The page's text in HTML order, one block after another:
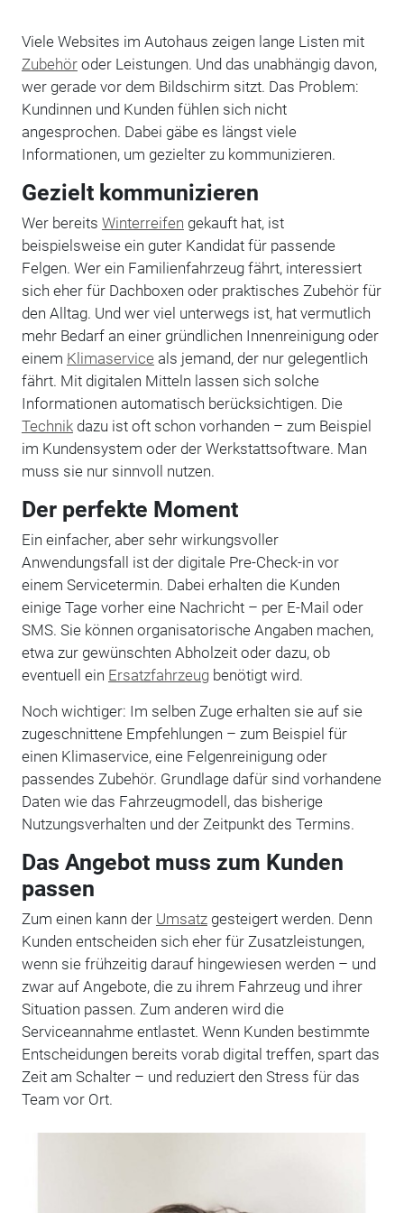
Viele Websites im Autohaus zeigen lange Listen mit
Zubehöroder Leistungen. Und das unabhängig davon,
wer gerade vor dem Bildschirm sitzt. Das Problem:
Kundinnen und Kunden fühlen sich nicht
angesprochen. Dabei gäbe es längst viele
Informationen, um gezielter zu kommunizieren.
Gezielt kommunizieren
Wer bereits Winterreifen gekauft hat, ist
beispielsweise ein guter Kandidat für passende
Felgen. Wer ein Familienfahrzeug fährt, interessiert
sich eher für Dachboxen oder praktisches Zubehör für
den Alltag. Und wer viel unterwegs ist, hat vermutlich
mehr Bedarf an einer gründlichen Innenreinigung oder
einem Klimaservice als jemand, der nur gelegentlich
fährt. Mit digitalen Mitteln lassen sich solche
Informationen automatisch berücksichtigen. Die
Technikdazu ist oft schon vorhanden – zum Beispiel
im Kundensystem oder der Werkstattsoftware. Man
muss sie nur sinnvoll nutzen.
Der perfekte Moment
Ein einfacher, aber sehr wirkungsvoller
Anwendungsfall ist der digitale Pre-Check-in vor
einem Servicetermin. Dabei erhalten die Kunden
einige Tage vorher eine Nachricht – per E-Mail oder
SMS. Sie können organisatorische Angaben machen,
etwa zur gewünschten Abholzeit oder dazu, ob
eventuell ein Ersatzfahrzeugbenötigt wird.
Noch wichtiger: Im selben Zuge erhalten sie auf sie
zugeschnittene Empfehlungen – zum Beispiel für
einen Klimaservice, eine Felgenreinigung oder
passendes Zubehör. Grundlage dafür sind vorhandene
Daten wie das Fahrzeugmodell, das bisherige
Nutzungsverhalten und der Zeitpunkt des Termins.
Das Angebot muss zum Kunden
passen
Zum einen kann der Umsatzgesteigert werden. Denn
Kunden entscheiden sich eher für Zusatzleistungen,
wenn sie frühzeitig darauf hingewiesen werden – und
zwar auf Angebote, die zu ihrem Fahrzeug und ihrer
Situation passen. Zum anderen wird die
Serviceannahme entlastet. Wenn Kunden bestimmte
Entscheidungen bereits vorab digital treffen, spart das
Zeit am Schalter – und reduziert den Stress für das
Team vor Ort.